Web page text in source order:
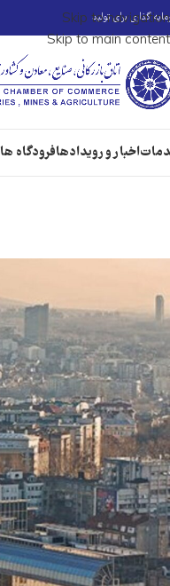
Skip to navigation
Skip to main content
گذاری برای تولید
اخبار و رویدادهافرودگاه ها